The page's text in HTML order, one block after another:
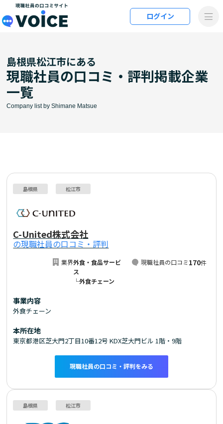
メインコンテンツにスキップ
ログイン
島根県松江市にある
現職社員の口コミ・評判掲載企業
一覧
Company list by Shimane Matsue
島根県 松江市
C-United株式会社
の現職社員の口コミ・評判
業界外食・食品サービ
ス
└外食チェーン
現職社員の口コミ170件
事業内容
外食チェーン
本所在地
東京都港区芝大門2丁目10番12号 KDX芝大門ビル 1階・9階
現職社員の口コミ・評判をみる
島根県 松江市